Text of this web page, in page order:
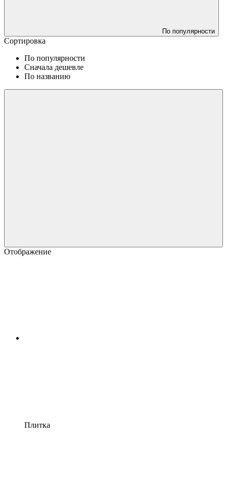
По популярности
Сортировка
По популярности
Сначала дешевле
По названию
Отображение
Плитка